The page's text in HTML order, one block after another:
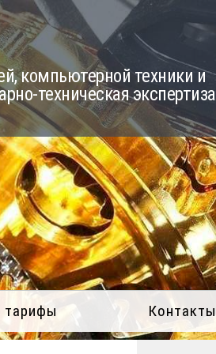
компьютерной техники и
техническая экспертиза
Контакты